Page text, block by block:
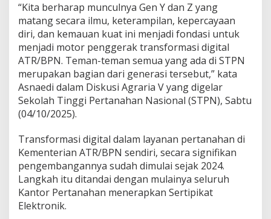
a
s
D
i
g
i
t
a
l
y
a
n
a
n
P
“Kita berharap munculnya Gen Y dan Z yang
matang secara ilmu, keterampilan, kepercayaan
diri, dan kemauan kuat ini menjadi fondasi untuk
menjadi motor penggerak transformasi digital
ATR/BPN. Teman-teman semua yang ada di STPN
merupakan bagian dari generasi tersebut,” kata
Asnaedi dalam Diskusi Agraria V yang digelar
Sekolah Tinggi Pertanahan Nasional (STPN), Sabtu
(04/10/2025).
Transformasi digital dalam layanan pertanahan di
Kementerian ATR/BPN sendiri, secara signifikan
pengembangannya sudah dimulai sejak 2024.
Langkah itu ditandai dengan mulainya seluruh
Kantor Pertanahan menerapkan Sertipikat
Elektronik.